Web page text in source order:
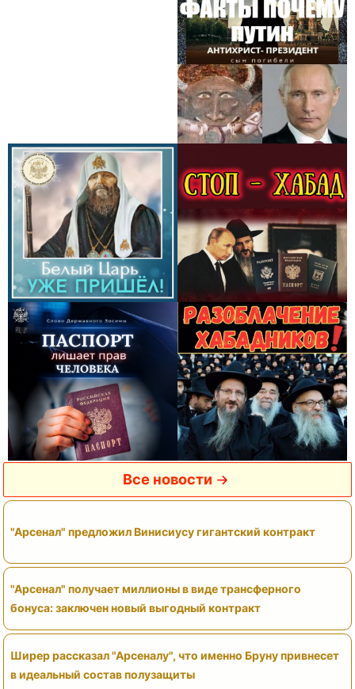
Все новости
"Арсенал" предложил Винисиусу гигантский контракт
"Арсенал" получает миллионы в виде трансферного
бонуса: заключен новый выгодный контракт
Ширер рассказал "Арсеналу", что именно Бруну привнесет
в идеальный состав полузащиты